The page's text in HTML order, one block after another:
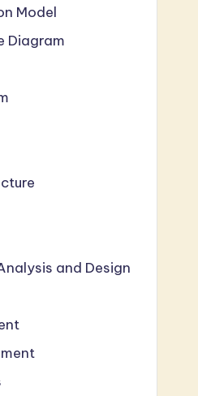
Model
Diagram
and Design